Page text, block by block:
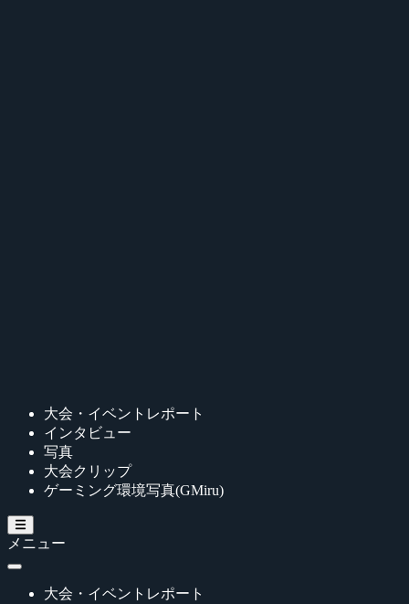
大会・イベントレポート
インタビュー
写真
大会クリップ
ゲーミング環境写真(GMiru)
メニュー
大会・イベントレポート